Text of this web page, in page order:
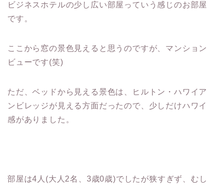
ビジネスホテルの少し広い部屋っていう感じのお部屋
です。
ここから窓の景色見えると思うのですが、マンション
ビューです(笑)
ただ、ベッドから見える景色は、ヒルトン・ハワイア
ンビレッジが見える方面だったので、少しだけハワイ
感がありました。
部屋は4人(大人2名、3歳0歳)でしたが狭すぎず、むし